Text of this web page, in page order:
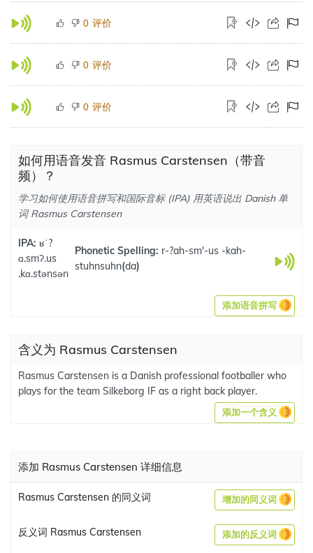
0 评价
0 评价
0 评价
如何用语音发音 Rasmus Carstensen（带音
频）？
学习如何使用语音拼写和国际音标 (IPA) 用英语说出 Danish 单
词 Rasmus Carstensen
IPA: ʁˈ?
ɑ.smʔ.us
.kɑ.stənsən
Phonetic Spelling: r-?ah-sm'-us -kah-
stuhnsuhn(da)
添加语音拼写
含义为 Rasmus Carstensen
Rasmus Carstensen is a Danish professional footballer who
plays for the team Silkeborg IF as a right back player.
添加一个含义
添加 Rasmus Carstensen 详细信息
Rasmus Carstensen 的同义词 增加的同义词
反义词 Rasmus Carstensen 添加的反义词